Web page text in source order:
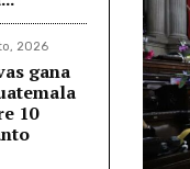
2026
gana
10